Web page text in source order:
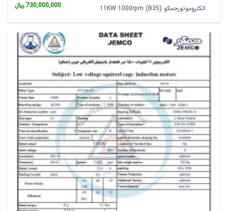
الکتروموتورجمکو 11KW 1000rpm (B35) 730,000,000 ﷼